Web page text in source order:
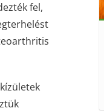
fel,